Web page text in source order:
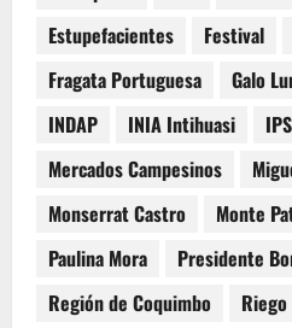
Estupefacientes
Festival
Fragata Portuguesa
Galo
INDAP
INIA Intihuasi IPS
Mercados Campesinos
Monserrat Castro
Monte
Paulina Mora
Presidente
Región de Coquimbo
Riego